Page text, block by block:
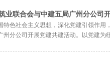
业联合会与中建五局广州分公司
色社会主义思想，深化党建引领作
分公司开展党建共建活动。以党建